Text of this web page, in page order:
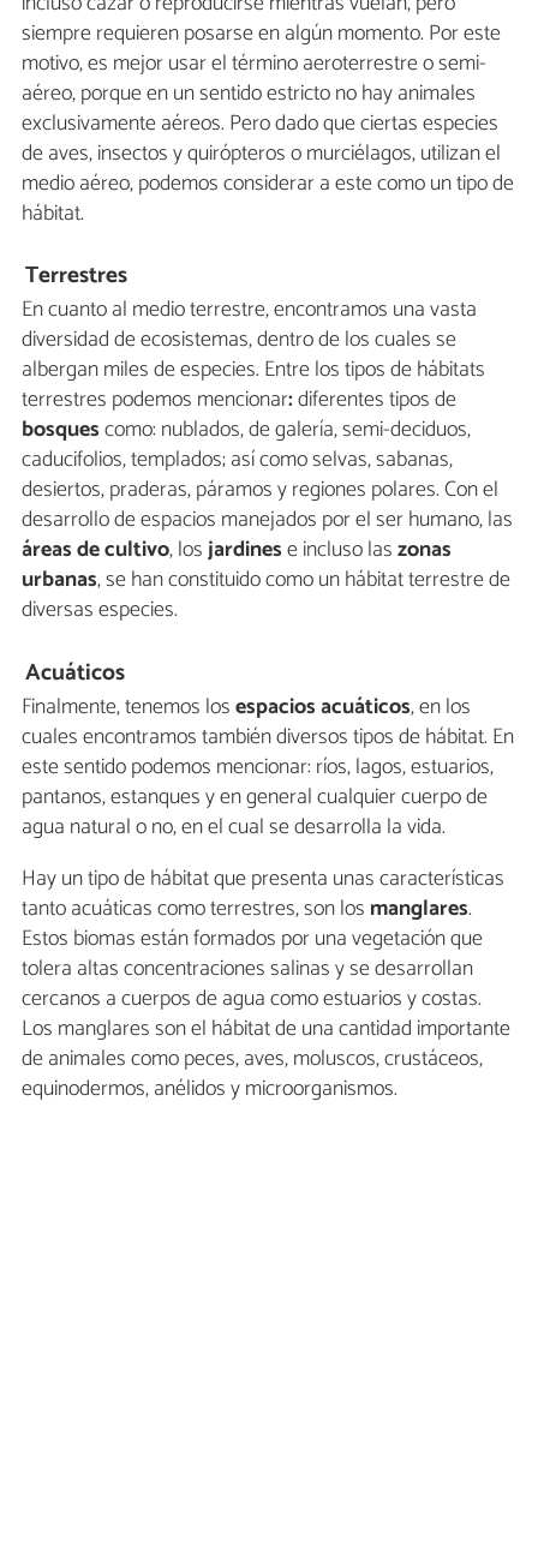
siempre requieren posarse en algún momento. Por este
motivo, es mejor usar el término aeroterrestre o semi-
aéreo, porque en un sentido estricto no hay animales
exclusivamente aéreos. Pero dado que ciertas especies
de aves, insectos y quirópteros o murciélagos, utilizan el
medio aéreo, podemos considerar a este como un tipo de
hábitat.
Terrestres
En cuanto al medio terrestre, encontramos una vasta
diversidad de ecosistemas, dentro de los cuales se
albergan miles de especies. Entre los tipos de hábitats
terrestres podemos mencionar:diferentes tipos de
bosquescomo: nublados, de galería, semi-deciduos,
caducifolios, templados; así como selvas, sabanas,
desiertos, praderas, páramos y regiones polares. Con el
desarrollo de espacios manejados por el ser humano, las
áreas de cultivo, losjardinese incluso laszonas
urbanas, se han constituido como un hábitat terrestre de
diversas especies.
Acuáticos
Finalmente, tenemos losespacios acuáticos, en los
cuales encontramos también diversos tipos de hábitat. En
este sentido podemos mencionar: ríos, lagos, estuarios,
pantanos, estanques y en general cualquier cuerpo de
agua natural o no, en el cual se desarrolla la vida.
Hay un tipo de hábitat que presenta unas características
tanto acuáticas como terrestres, son los manglares.
Estos biomas están formados por una vegetación que
tolera altas concentraciones salinas y se desarrollan
cercanos a cuerpos de agua como estuarios y costas.
Los manglares son el hábitat de una cantidad importante
de animales como peces, aves, moluscos, crustáceos,
equinodermos, anélidos y microorganismos.